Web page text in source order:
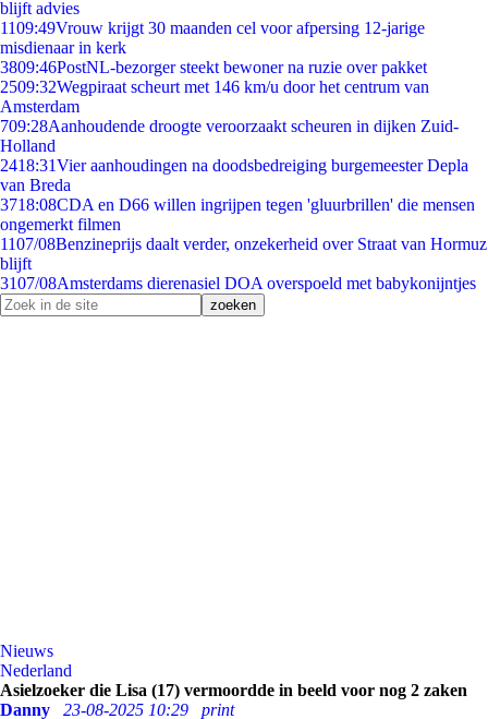
blijft advies
1109:49Vrouw krijgt 30 maanden cel voor afpersing 12-jarige
misdienaar in kerk
3809:46PostNL-bezorger steekt bewoner na ruzie over pakket
2509:32Wegpiraat scheurt met 146 km/u door het centrum van
Amsterdam
709:28Aanhoudende droogte veroorzaakt scheuren in dijken Zuid-
Holland
2418:31Vier aanhoudingen na doodsbedreiging burgemeester Depla
van Breda
3718:08CDA en D66 willen ingrijpen tegen 'gluurbrillen' die mensen
ongemerkt filmen
1107/08Benzineprijs daalt verder, onzekerheid over Straat van Hormuz
blijft
3107/08Amsterdams dierenasiel DOA overspoeld met babykonijntjes
Nieuws
Nederland
Asielzoeker die Lisa (17) vermoordde in beeld voor nog 2 zaken
Danny
23-08-2025 10:29
print